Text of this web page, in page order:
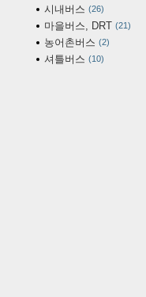
시내버스 26
마을버스, DRT 21
농어촌버스 2
셔틀버스 10